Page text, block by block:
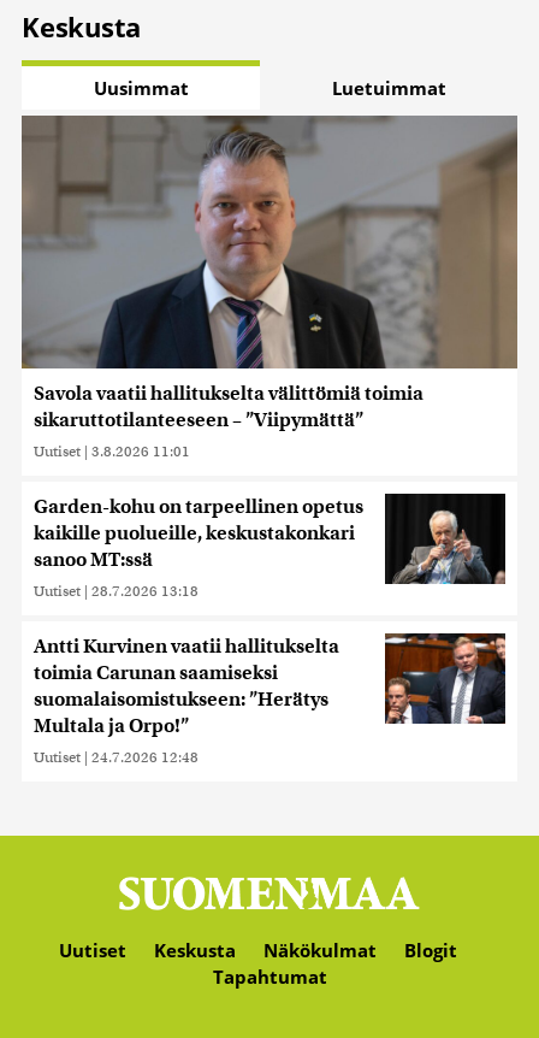
Keskusta
Uusimmat Luetuimmat
Savola vaatii hallitukselta välittömiä toimia
sikaruttotilanteeseen – ”Viipymättä”
Uutiset | 3.8.2026 11:01
Garden-kohu on tarpeellinen opetus
kaikille puolueille, keskustakonkari
sanoo MT:ssä
Uutiset | 28.7.2026 13:18
Antti Kurvinen vaatii hallitukselta
toimia Carunan saamiseksi
suomalaisomistukseen: ”Herätys
Multala ja Orpo!”
Uutiset | 24.7.2026 12:48
Uutiset Keskusta Näkökulmat
Blogit
Tapahtumat